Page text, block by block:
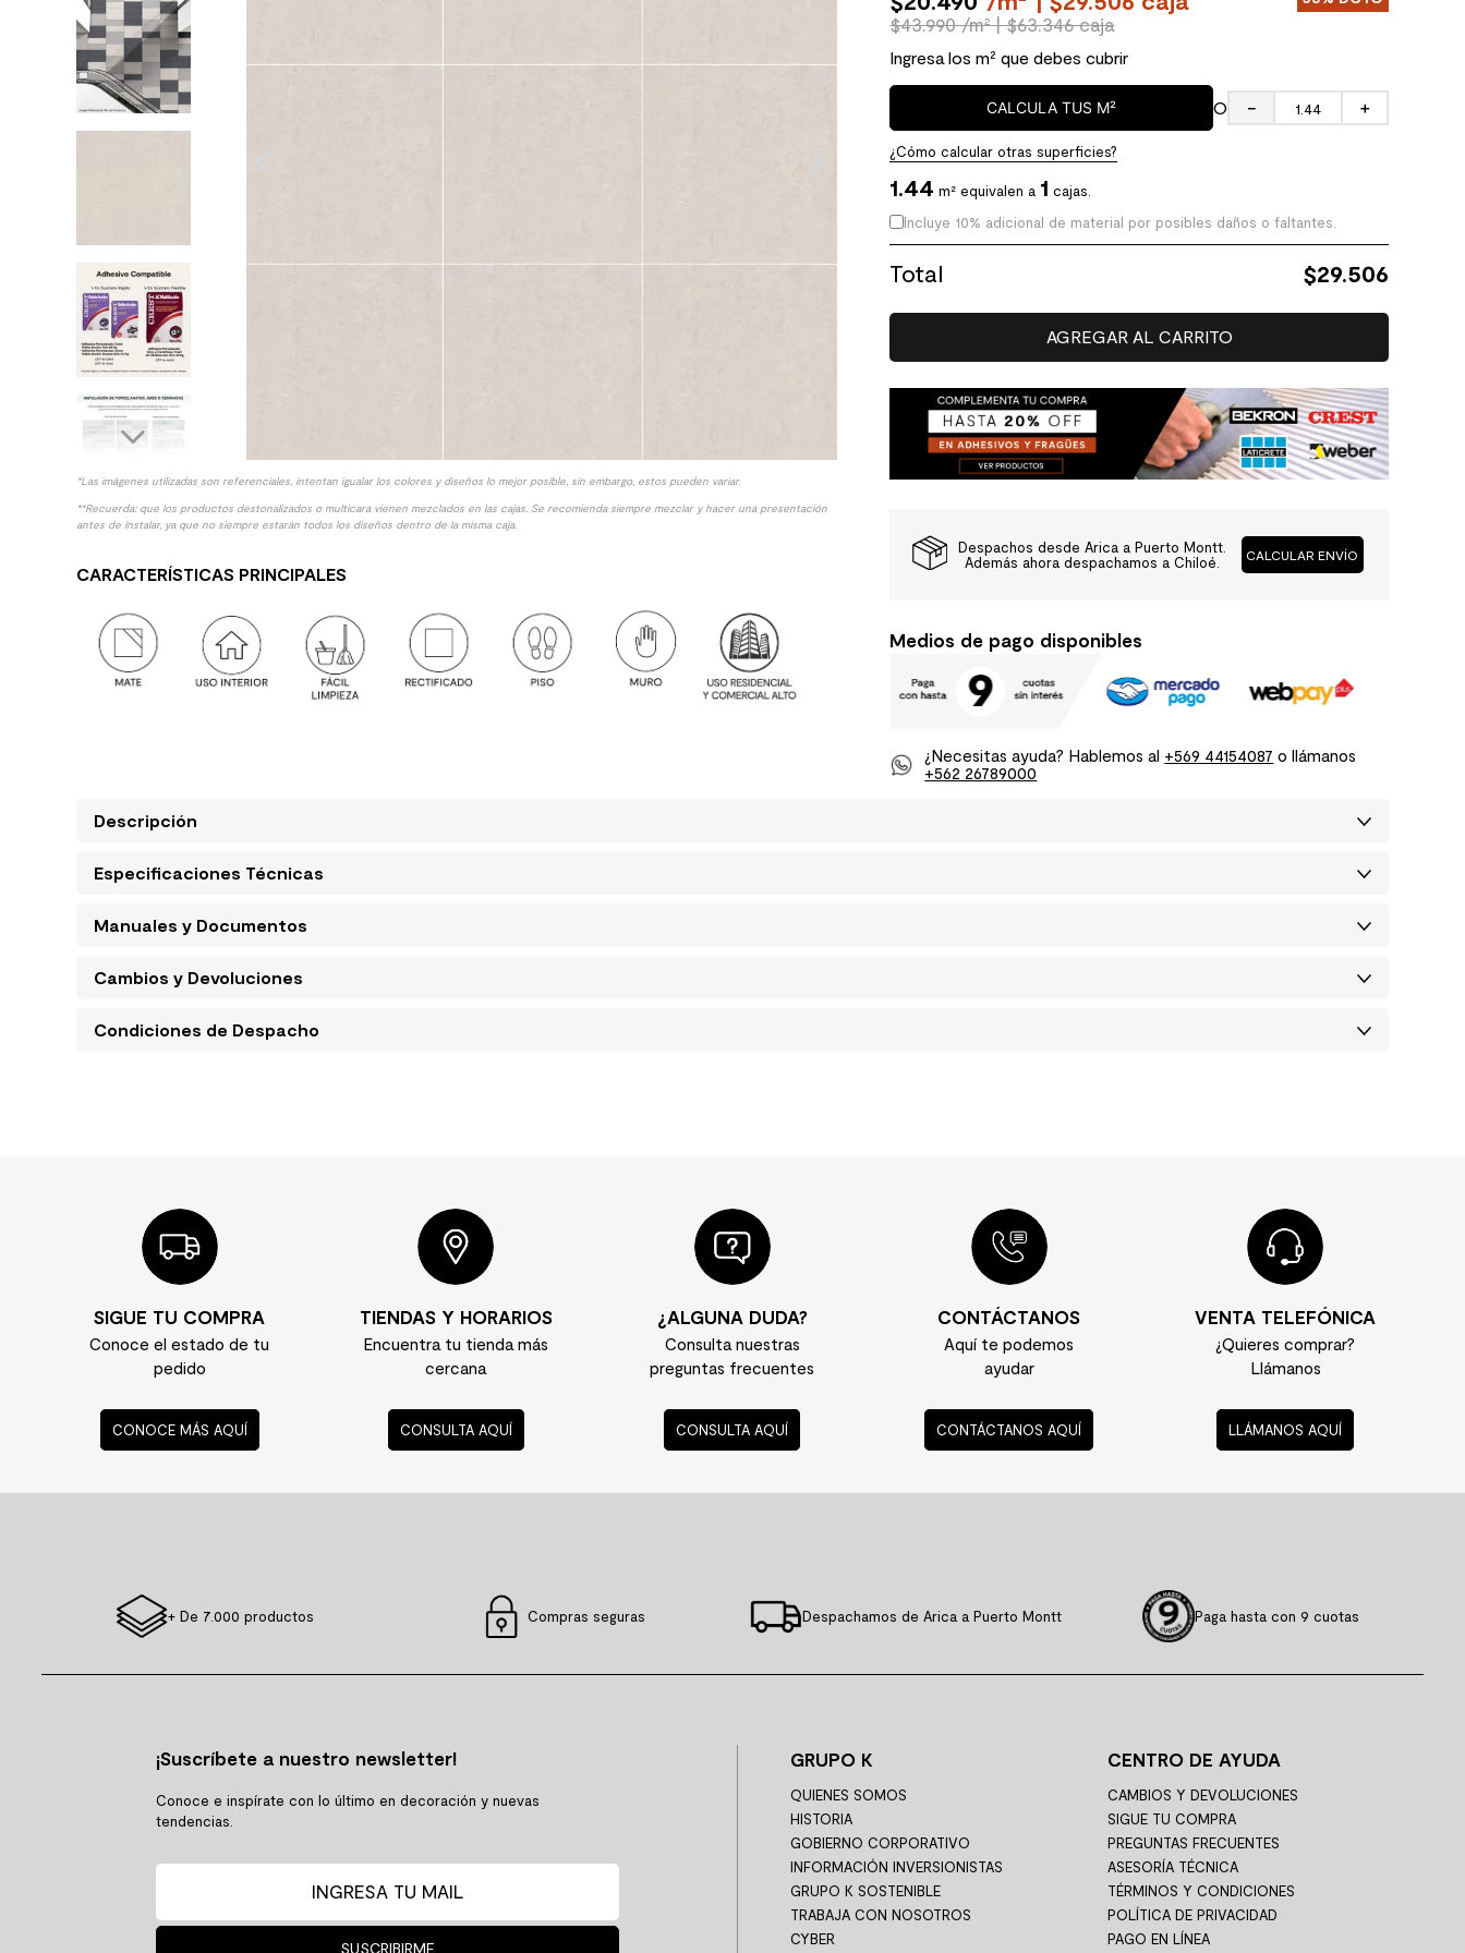
8. receptaculo
spc
10 columna ducha
*Las imágenes utilizadas son referenciales, intentan igualar los colores y diseños lo mejor posible, sin embargo, estos pueden variar.
**Recuerda: que los productos destonalizados o multicara vienen mezclados en las cajas. Se recomienda siempre mezclar y hacer una presentación
antes de instalar, ya que no siempre estarán todos los diseños dentro de la misma caja.
CARACTERÍSTICAS PRINCIPALES
$43.990 /m²| $63.346 caja
Ingresa los m² que debes cubrir
CALCULA TUS M² O ＋
－
¿Cómo calcular otras superficies?
1.44 m² equivalen a 1 cajas.
Incluye 10% adicional de material por posibles daños o faltantes.
Total $29.506
AGREGAR AL CARRITO
Despachos desde Arica a Puerto Montt.
Además ahora despachamos a Chiloé.
CALCULAR ENVÍO
Medios de pago disponibles
¿Necesitas ayuda? Hablemos al +569 44154087 o llámanos
+562 26789000
Descripción
Especificaciones Técnicas
Manuales y Documentos
Cambios y Devoluciones
Condiciones de Despacho
SIGUE TU COMPRA
Conoce el estado de tu
pedido
CONOCE MÁS AQUÍ
TIENDAS Y HORARIOS
Encuentra tu tienda más
cercana
CONSULTA AQUÍ
¿ALGUNA DUDA?
Consulta nuestras
preguntas frecuentes
CONSULTA AQUÍ
CONTÁCTANOS
Aquí te podemos
ayudar
CONTÁCTANOS AQUÍ
VENTA TELEFÓNICA
¿Quieres comprar?
Llámanos
LLÁMANOS AQUÍ
+ De 7.000 productos Compras seguras Despachamos de Arica a Puerto Montt Paga hasta con 9 cuotas
¡Suscríbete a nuestro newsletter!
Conoce e inspírate con lo último en decoración y nuevas
tendencias.
SUSCRIBIRME
GRUPO K
QUIENES SOMOS
HISTORIA
GOBIERNO CORPORATIVO
INFORMACIÓN INVERSIONISTAS
GRUPO K SOSTENIBLE
TRABAJA CON NOSOTROS
CYBER
CENTRO DE AYUDA
CAMBIOS Y DEVOLUCIONES
SIGUE TU COMPRA
PREGUNTAS FRECUENTES
ASESORÍA TÉCNICA
TÉRMINOS Y CONDICIONES
POLÍTICA DE PRIVACIDAD
PAGO EN LÍNEA